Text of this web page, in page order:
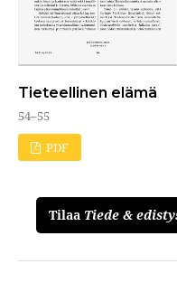
Tieteellinen elämä
54–55
PDF
Tilaa Tiede &